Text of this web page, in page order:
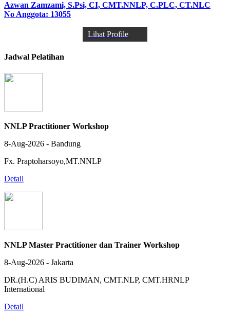
Azwan Zamzami, S.Psi, CI, CMT.NNLP, C.PLC, CT.NLC
No Anggota: 13055
Lihat Profile
Jadwal Pelatihan
NNLP Practitioner Workshop
8-Aug-2026 - Bandung
Fx. Praptoharsoyo,MT.NNLP
Detail
NNLP Master Practitioner dan Trainer Workshop
8-Aug-2026 - Jakarta
DR.(H.C) ARIS BUDIMAN, CMT.NLP, CMT.HRNLP
International
Detail